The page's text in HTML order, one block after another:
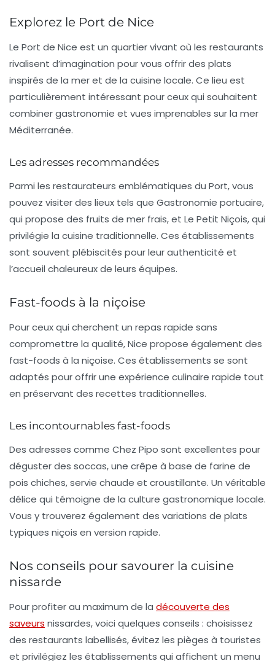
Explorez le Port de Nice
Le Port de Nice est un quartier vivant où les restaurants
rivalisent d’imagination pour vous offrir des plats
inspirés de la mer et de la cuisine locale. Ce lieu est
particulièrement intéressant pour ceux qui souhaitent
combiner gastronomie et vues imprenables sur la mer
Méditerranée.
Les adresses recommandées
Parmi les restaurateurs emblématiques du Port, vous
pouvez visiter des lieux tels que Gastronomie portuaire,
qui propose des fruits de mer frais, et Le Petit Niçois, qui
privilégie la cuisine traditionnelle. Ces établissements
sont souvent plébiscités pour leur authenticité et
l’accueil chaleureux de leurs équipes.
Fast-foods à la niçoise
Pour ceux qui cherchent un repas rapide sans
compromettre la qualité, Nice propose également des
fast-foods à la niçoise. Ces établissements se sont
adaptés pour offrir une expérience culinaire rapide tout
en préservant des recettes traditionnelles.
Les incontournables fast-foods
Des adresses comme Chez Pipo sont excellentes pour
déguster des soccas, une crêpe à base de farine de
pois chiches, servie chaude et croustillante. Un véritable
délice qui témoigne de la culture gastronomique locale.
Vous y trouverez également des variations de plats
typiques niçois en version rapide.
Nos conseils pour savourer la cuisine
nissarde
Pour profiter au maximum de la découverte des
saveurs nissardes, voici quelques conseils : choisissez
des restaurants labellisés, évitez les pièges à touristes
et privilégiez les établissements qui affichent un menu